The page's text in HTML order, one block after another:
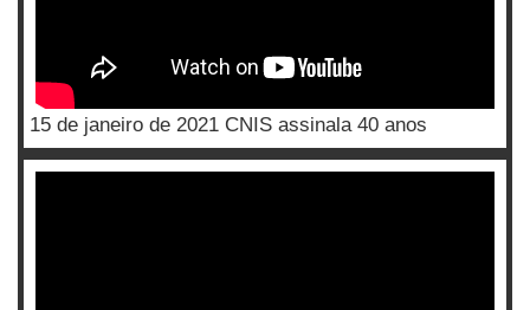
15 de janeiro de 2021 CNIS assinala 40 anos